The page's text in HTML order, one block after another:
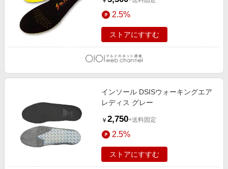
2.5%
ストアにすすむ
インソール DSISウォーキングエア
レディス グレー
￥ 2,750+送料固定
2.5%
ストアにすすむ